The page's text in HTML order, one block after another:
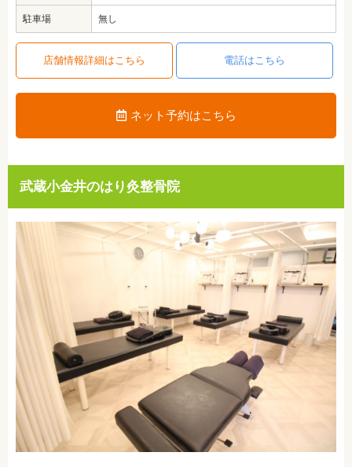
駐車場 無し
店舗情報詳細はこちら 電話はこちら
ネット予約はこちら
武蔵小金井のはり灸整骨院